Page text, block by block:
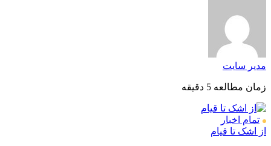
مدیر سایت
زمان مطالعه 5 دقیقه
تمام اخبار
از اشک تا قیام